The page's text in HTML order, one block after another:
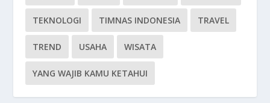
TEKNOLOGI TIMNAS INDONESIA TRAVEL
TREND USAHA WISATA
YANG WAJIB KAMU KETAHUI